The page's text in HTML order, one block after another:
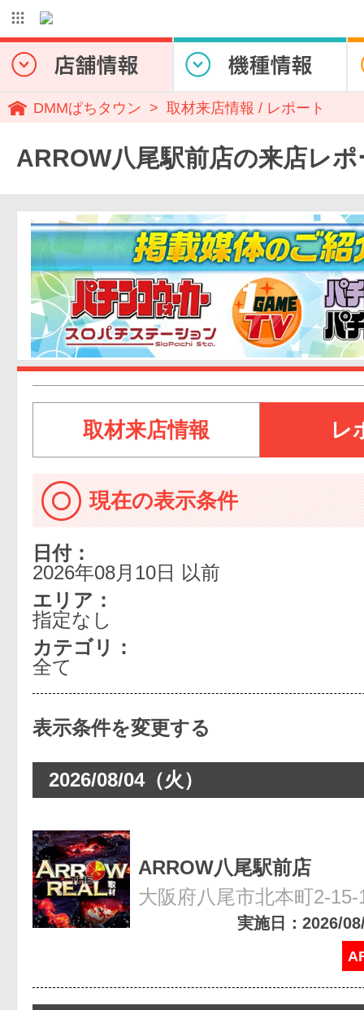
DMMぱちタウン 取材来店情報 / レポート
ARROW八尾駅前店の来店レポ
取材来店情報 レ
現在の表示条件
日付：
2026年08月10日 以前
エリア：
指定なし
カテゴリ：
全て
2026/08/04（火）
ARROW八尾駅前店
大阪府八尾市北本町2-15-
実施日：2026/